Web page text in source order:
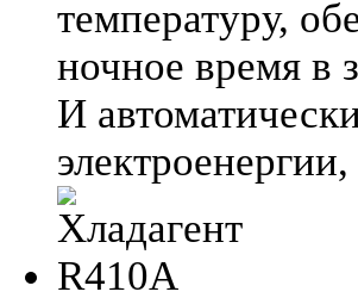
температуру,
ночное время в
И